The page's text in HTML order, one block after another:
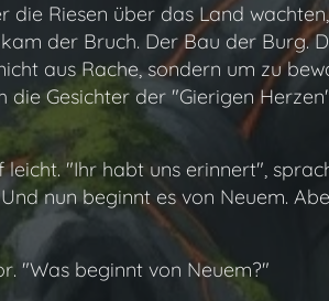
die Riesen über das Land
der Bruch. Der Bau der Burg.
aus Rache, sondern um zu
die Gesichter der "Gierigen
"Ihr habt uns erinnert",
nun beginnt es von Neuem.
"Was beginnt von Neuem?"